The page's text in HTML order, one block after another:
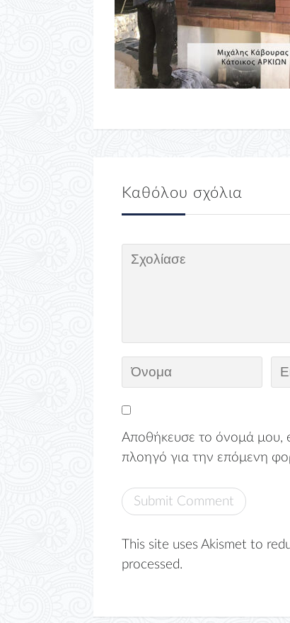
Καθόλου σχόλια
Αποθήκευσε το όνομά μου,
πλοηγό για την επόμενη
This site uses Akismet to
processed.